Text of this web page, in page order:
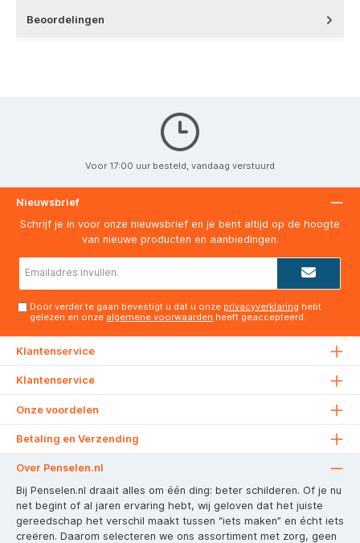
Beoordelingen
Voor 17:00 uur besteld, vandaag verstuurd
Nieuwsbrief
Schrijf je in voor onze nieuwsbrief en je bent altijd op de hoogte
van nieuwe producten en aanbiedingen.
Door verder te gaan bevestigt u dat u onze privacyverklaring hebt
gelezen en onze algemene voorwaarden heeft geaccepteerd.
Klantenservice
Klantenservice
Onze voordelen
Betaling en Verzending
Over Penselen.nl
Bij Penselen.nl draait alles om één ding: beter schilderen. Of je nu
net begint of al jaren ervaring hebt, wij geloven dat het juiste
gereedschap het verschil maakt tussen “iets maken” en écht iets
creëren. Daarom selecteren we ons assortiment met zorg, geen